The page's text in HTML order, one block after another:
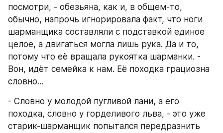
посмотри, - обезьяна, как и, в общем-то,
обычно, напрочь игнорировала факт, что ноги
шарманщика составляли с подставкой единое
целое, а двигаться могла лишь рука. Да и то,
потому что её вращала рукоятка шарманки. -
Вон, идёт семейка к нам. Её походка грациозна
словно...
- Словно у молодой пугливой лани, а его
походка, словно у горделивого льва, - это уже
старик-шарманщик попытался передразнить